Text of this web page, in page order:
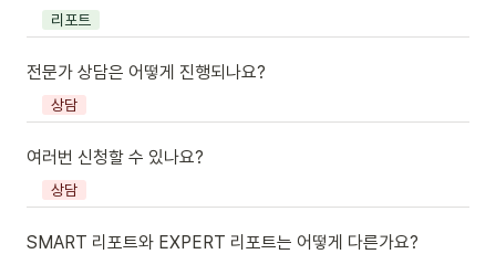
리포트
전문가 상담은 어떻게 진행되나요?
상담
여러번 신청할 수 있나요?
상담
SMART 리포트와 EXPERT 리포트는 어떻게 다른가요?